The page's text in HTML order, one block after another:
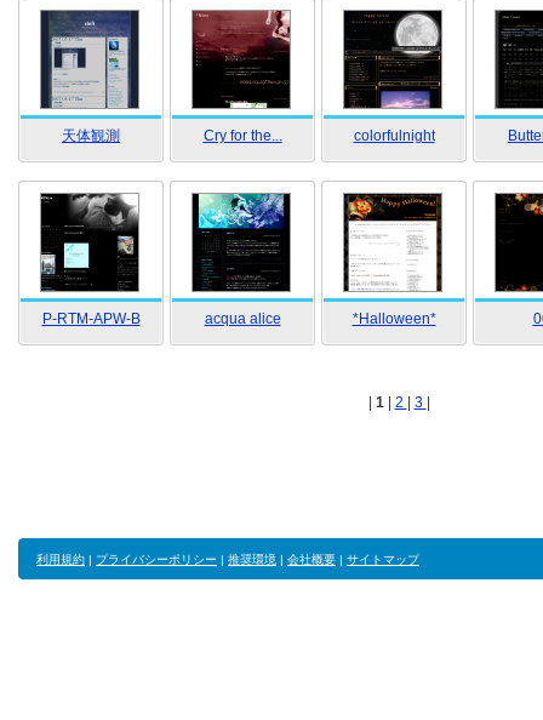
天体観測 Cry for the... colorfulnight
P-RTM-APW-B acqua alice *Halloween*
1 2 3
利用規約 | プライバシーポリシー | 推奨環境 | 会社概要 | サイトマップ